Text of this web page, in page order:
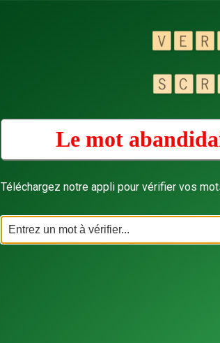
Le mot
Téléchargez notre appli pour vérifier vos